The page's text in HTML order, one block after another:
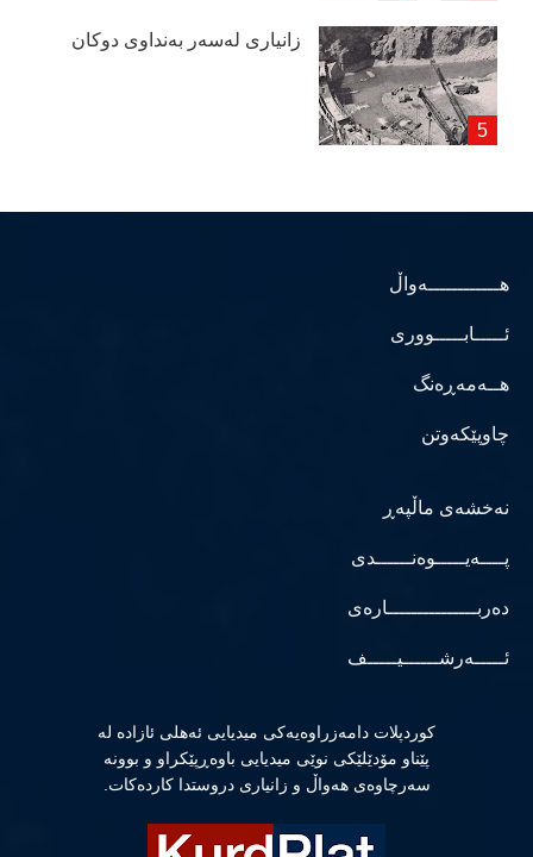
زانیاری لەسەر بەنداوی دوكان
هــــــــــــەواڵ
ئـــــابـــــووری
هــەمەڕەنگ
چاوپێکەوتن
نەخشەی ماڵپەڕ
پــــەیـــــوەنــــــدی
دەربـــــــــــــــارەی
ئـــــەرشــــــیـــــف
كوردپلات دامەزراوەیەكی میدیایی ئەهلی ئازادە لە
پێناو مۆدێلێكی نوێی میدیایی باوەڕپێكراو و بوونە
سەرچاوەی هەواڵ و زانیاری دروستدا كاردەكات.